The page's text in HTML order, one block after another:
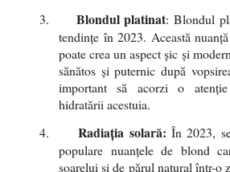
3.
Blondul platinat: Blondul
tendințe în 2023. Această
poate crea un aspect șic și
sănătos și puternic după
important să acorzi o
hidratării acestuia.
4.
Radiația solară: În 2023,
populare nuanțele de blond
soarelui și de părul natural într-o